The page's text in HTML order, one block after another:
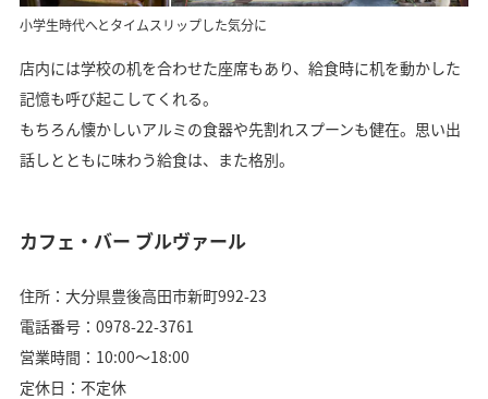
小学生時代へとタイムスリップした気分に
店内には学校の机を合わせた座席もあり、給食時に机を動かした
記憶も呼び起こしてくれる。
もちろん懐かしいアルミの食器や先割れスプーンも健在。思い出
話しとともに味わう給食は、また格別。
カフェ・バー ブルヴァール
住所：大分県豊後高田市新町992-23
電話番号：0978-22-3761
営業時間：10:00～18:00
定休日：不定休